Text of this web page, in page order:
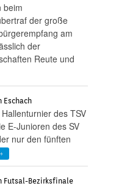
beim
der große
am
der
Reute und
Eschach
des TSV
E-Junioren des SV
nur den fünften
Futsal-Bezirksfinale